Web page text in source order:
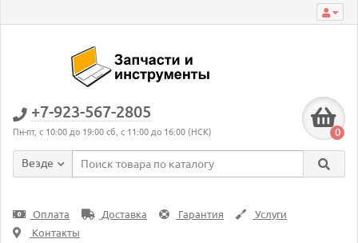
+7-923-567-2805
Пн-пт, с 10:00 до 19:00 сб, с 11:00 до 16:00 (НСК) 0
Везде
Оплата Доставка Гарантия
Услуги
Контакты